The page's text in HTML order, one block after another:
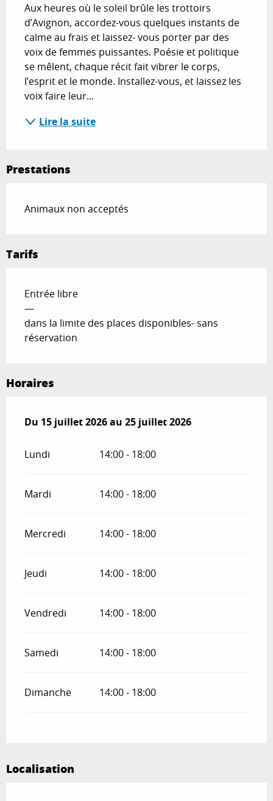
Aux heures où le soleil brûle les trottoirs
d’Avignon, accordez-vous quelques instants de
calme au frais et laissez- vous porter par des
voix de femmes puissantes. Poésie et politique
se mêlent, chaque récit fait vibrer le corps,
l’esprit et le monde. Installez-vous, et laissez les
voix faire leur...
Lire la suite
Prestations
Animaux non acceptés
Tarifs
Entrée libre
—
dans la limite des places disponibles- sans
réservation
Horaires
Du 15 juillet 2026au 25 juillet 2026
Du 15 juillet 2026au 25 juillet 2026
Lundi 14:00 - 18:00
Mardi 14:00 - 18:00
Mercredi 14:00 - 18:00
Jeudi 14:00 - 18:00
Vendredi 14:00 - 18:00
Samedi 14:00 - 18:00
Dimanche 14:00 - 18:00
Localisation